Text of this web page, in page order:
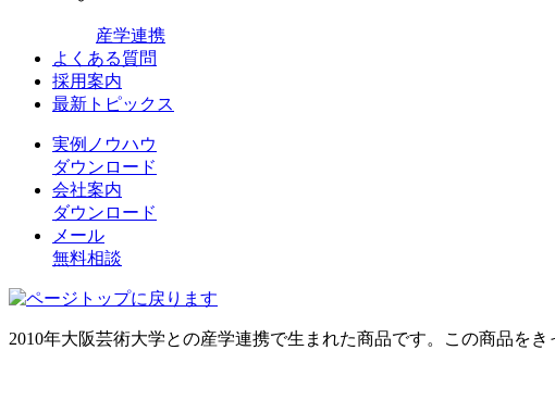
産学連携
よくある質問
採用案内
最新トピックス
実例ノウハウ
ダウンロード
会社案内
ダウンロード
メール
無料相談
2010年大阪芸術大学との産学連携で生まれた商品です。この商品を